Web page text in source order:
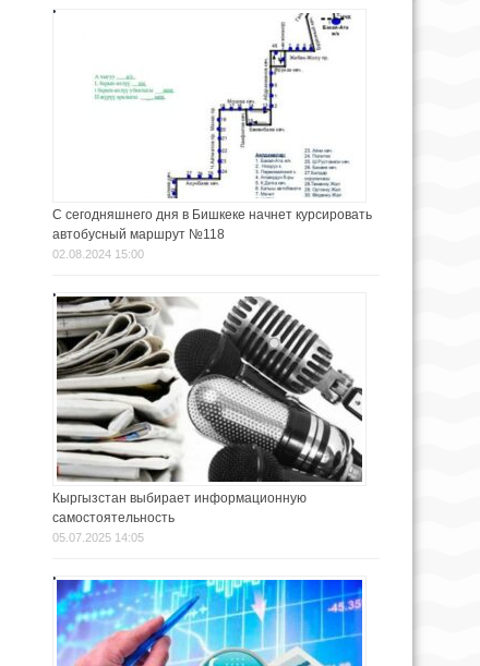
С сегодняшнего дня в Бишкеке начнет курсировать
автобусный маршрут №118
02.08.2024 15:00
Кыргызстан выбирает информационную
самостоятельность
05.07.2025 14:05